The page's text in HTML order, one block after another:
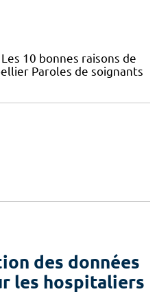
10 bonnes raisons de
Paroles de soignants
des données
les hospitaliers